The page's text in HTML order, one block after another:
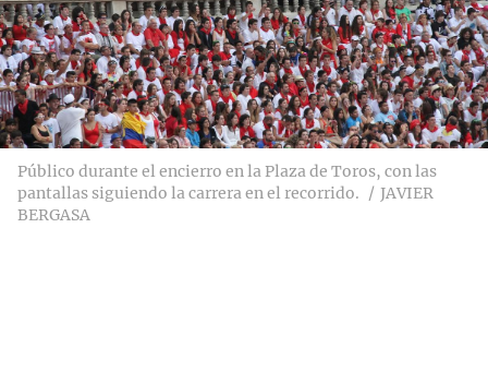
Público durante el encierro en la Plaza de Toros, con las
pantallas siguiendo la carrera en el recorrido.
JAVIER
BERGASA